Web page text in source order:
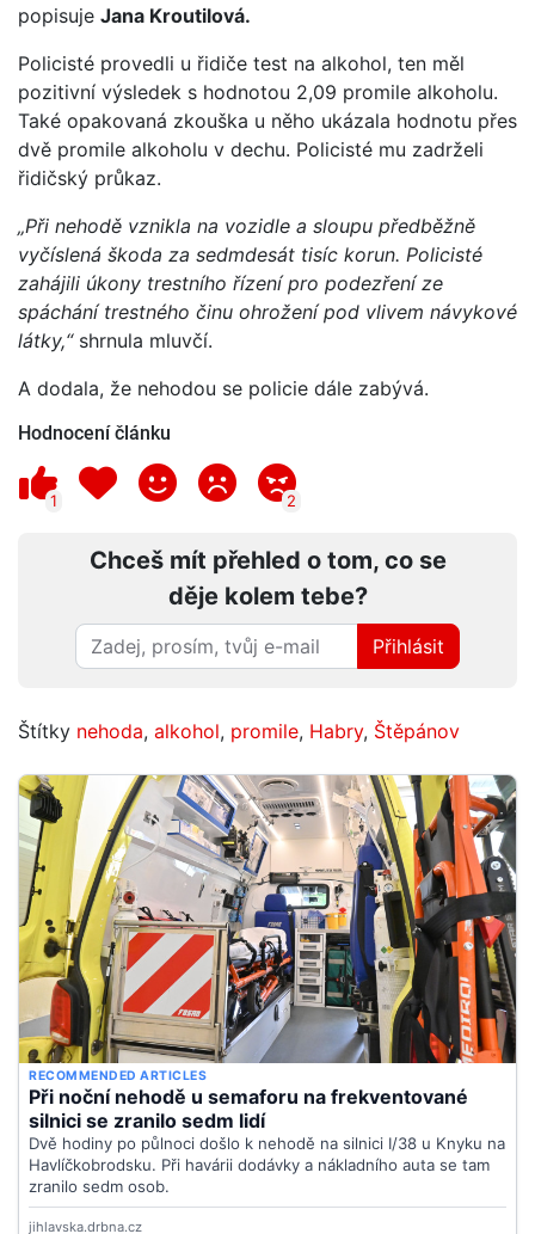
popisuje Jana Kroutilová.
Policisté provedli u řidiče test na alkohol, ten měl
pozitivní výsledek s hodnotou 2,09 promile alkoholu.
Také opakovaná zkouška u něho ukázala hodnotu přes
dvě promile alkoholu v dechu. Policisté mu zadrželi
řidičský průkaz.
„Při nehodě vznikla na vozidle a sloupu předběžně
vyčíslená škoda za sedmdesát tisíc korun. Policisté
zahájili úkony trestního řízení pro podezření ze
spáchání trestného činu ohrožení pod vlivem návykové
látky,“ shrnula mluvčí.
A dodala, že nehodou se policie dále zabývá.
Hodnocení článku
1 2
Chceš mít přehled o tom, co se
děje kolem tebe?
Přihlásit
Štítky nehoda, alkohol, promile, Habry, Štěpánov